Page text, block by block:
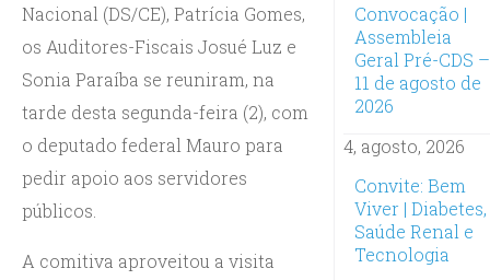
Nacional (DS/CE), Patrícia Gomes,
os Auditores-Fiscais Josué Luz e
Sonia Paraíba se reuniram, na
tarde desta segunda-feira (2), com
o deputado federal Mauro para
pedir apoio aos servidores
públicos.
A comitiva aproveitou a visita
Convocação |
Assembleia
Geral Pré-CDS –
11 de agosto de
2026
4, agosto, 2026
Convite: Bem
Viver | Diabetes,
Saúde Renal e
Tecnologia